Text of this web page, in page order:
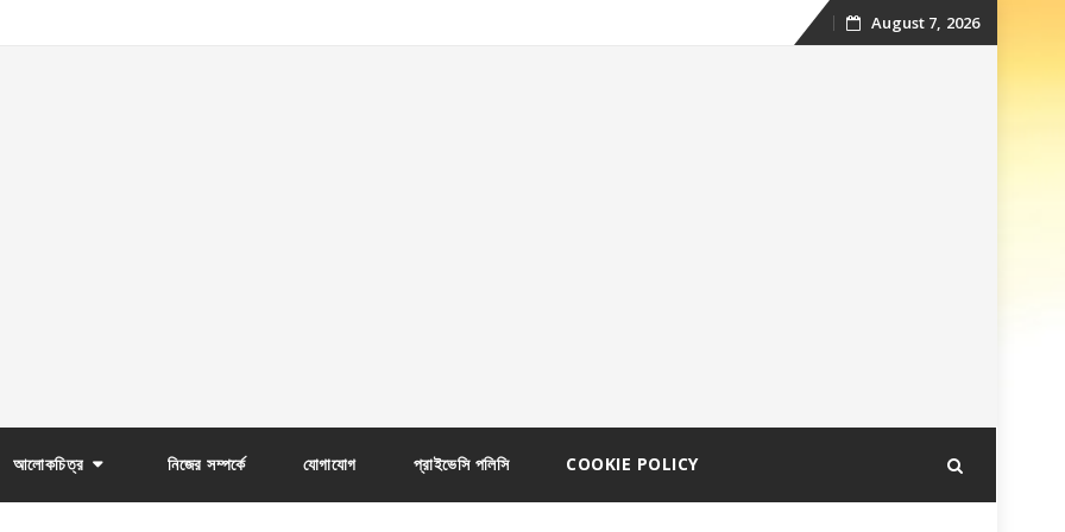
Skip
August 7, 2026
আলোকচিত্র নিজের সম্পর্কে যোগাযোগ প্রাইভেসি পলিসি COOKIE POLICY